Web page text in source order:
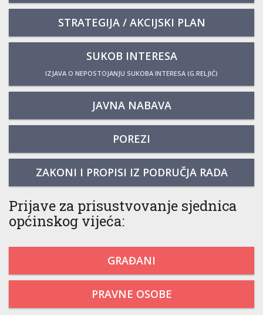
STRATEGIJA / AKCIJSKI PLAN
SUKOB INTERESA
IZJAVA O NEPOSTOJANJU SUKOBA INTERESA (G.RELJIĆ)
JAVNA NABAVA
POREZI
ZAKONI I PROPISI IZ PODRUČJA RADA
Prijave za prisustvovanje sjednica
općinskog vijeća:
GRAĐANI
PRAVNE OSOBE